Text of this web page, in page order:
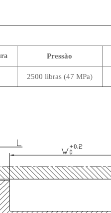
Pressão
2500 libras (47 MPa)